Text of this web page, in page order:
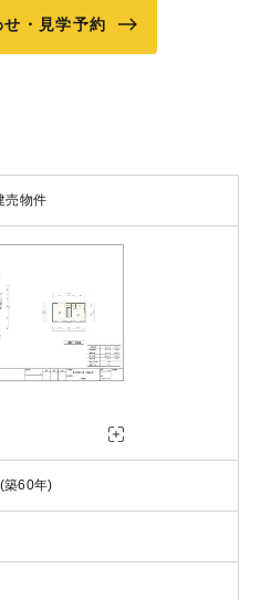
・見学予約
売物件
築60年)